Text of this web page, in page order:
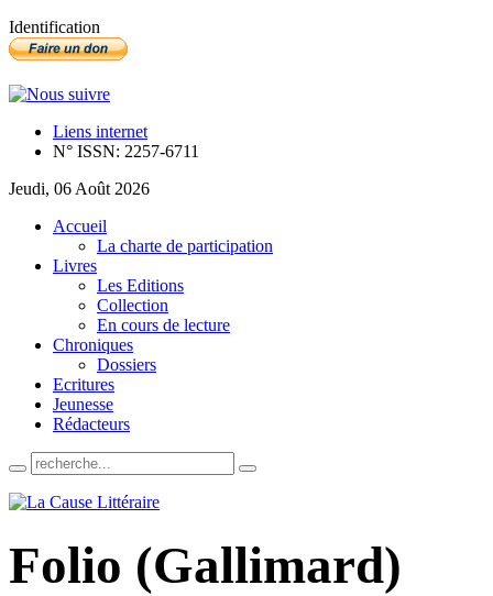
Identification
Liens internet
N° ISSN: 2257-6711
Jeudi, 06 Août 2026
Accueil
La charte de participation
Livres
Les Editions
Collection
En cours de lecture
Chroniques
Dossiers
Ecritures
Jeunesse
Rédacteurs
Folio (Gallimard)